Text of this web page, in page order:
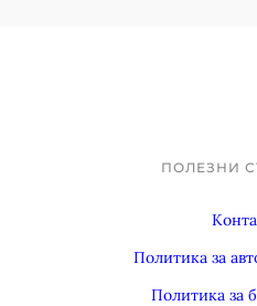
ПОЛЕЗНИ
Политика за
Политика за